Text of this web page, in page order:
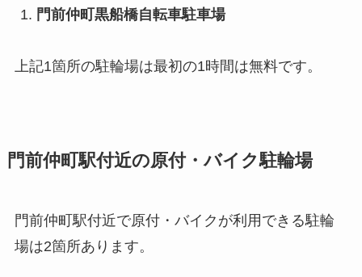
門前仲町黒船橋自転車駐車場
上記1箇所の駐輪場は最初の1時間は無料です。
門前仲町駅付近の原付・バイク駐輪場
門前仲町駅付近で原付・バイクが利用できる駐輪
場は2箇所あります。